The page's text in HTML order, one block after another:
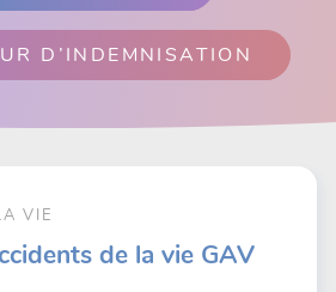
D’INDEMNISATION
VIE
de la vie GAV